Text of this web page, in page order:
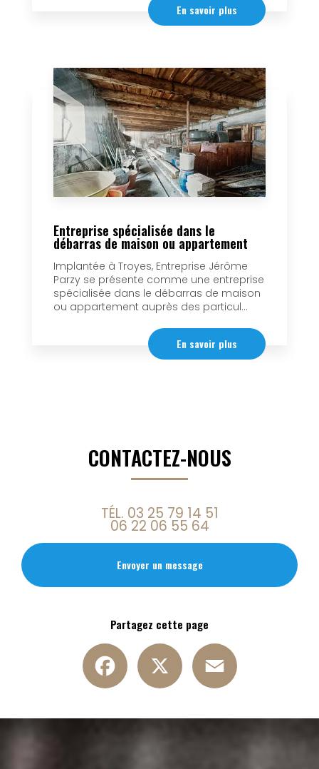
En savoir plus
Entreprise spécialisée dans le
débarras de maison ou appartement
Implantée à Troyes, Entreprise Jérôme
Parzy se présente comme une entreprise
spécialisée dans le débarras de maison
ou appartement auprès des particul...
En savoir plus
CONTACTEZ-NOUS
TÉL. 03 25 79 14 51
06 22 06 55 64
Envoyer un message
Partagez cette page
Facebook